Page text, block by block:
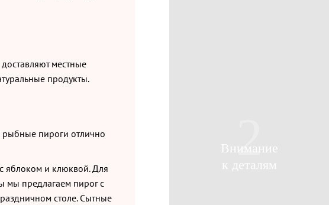
местные
продукты.
рыбные пироги отлично
яблоком и клюквой. Для
мы предлагаем пирог с
столе. Сытные
2
Внимание
к деталям